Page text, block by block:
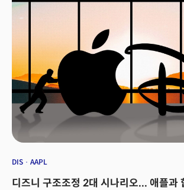
아담 모세리 CEO가 밝혔다. 그가 보는 바뀐 소셜 문법은
DIS AAPL
디즈니 구조조정 2대 시나리오... 애플과